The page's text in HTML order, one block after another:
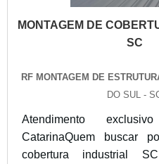
MONTAGEM DE
SC
RF MONTAGEM DE
DO SUL -
Atendimento
CatarinaQuem buscar
cobertura industrial